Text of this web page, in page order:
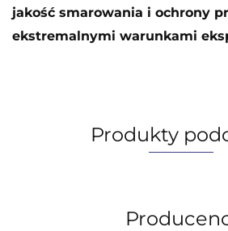
jakość smarowania i ochrony
ekstremalnymi warunkami
Produkty